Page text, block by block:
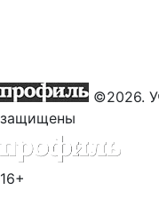
©2026.
защищены
16+